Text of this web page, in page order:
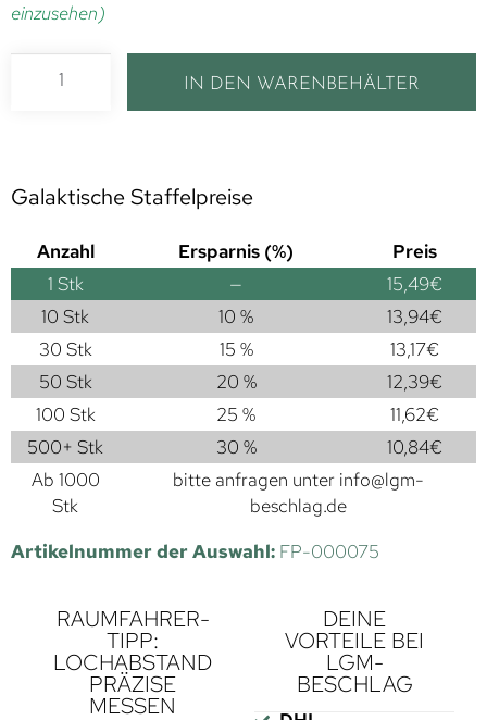
einzusehen)
IN DEN WARENBEHÄLTER
Galaktische Staffelpreise
Anzahl Ersparnis (%)
Preis
1 Stk — 15,49€
10 Stk
10 % 13,94€
30 Stk
15 % 13,17€
50 Stk
20 % 12,39€
100 Stk
25 % 11,62€
500+ Stk
30 % 10,84€
Ab 1000
Stk
bitte anfragen unter info@lgm-
beschlag.de
Artikelnummer der Auswahl: FP-000075
RAUMFAHRER-
TIPP:
LOCHABSTAND
PRÄZISE
MESSEN
DEINE
VORTEILE BEI
LGM-
BESCHLAG